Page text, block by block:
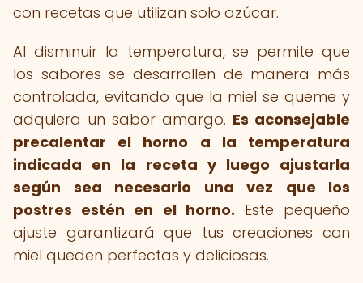
con recetas que utilizan solo azúcar.
Al disminuir la temperatura, se permite que
los sabores se desarrollen de manera más
controlada, evitando que la miel se queme y
adquiera un sabor amargo. Es aconsejable
precalentar el horno a la temperatura
indicada en la receta y luego ajustarla
según sea necesario una vez que los
postres estén en el horno. Este pequeño
ajuste garantizará que tus creaciones con
miel queden perfectas y deliciosas.